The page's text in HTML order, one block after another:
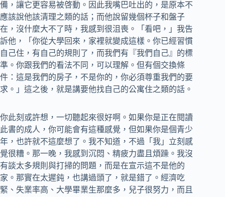
備，讓它更容易被啓動。因此我嘴巴吐出的，是原本不
應該說他該清理之類的話；而他說留幾個杯子和盤子
在，沒什麼大不了時，我感到很沮喪。「看吧，」我告
訴他，「你從大學回來，家裡就變成這樣。你已經習慣
自己住，有自己的規則了，而我們有『我們自己』的標
準。你跟我們的看法不同，可以理解。但有個交換條
件：這是我們的房子，不是你的，你必須尊重我們的要
求。」這之後，就是講要他找自己的公寓住之類的話。
你此刻或許想，一切聽起來很好啊。如果你是正在閱讀
此書的成人，你可能會有這種感覺，但如果你是個青少
年，也許就不這麼想了。我不知道，不過「我」立刻感
覺很糟。那一晚，我感到沉悶、精疲力盡且煩躁。我沒
有談太多規則與打掃的問題，而是在宣示這不是他的
家。那實在太遲鈍，也講過頭了，就是錯了。經濟吃
緊、失業率高、大學畢業生那麼多，兒子很努力，而且